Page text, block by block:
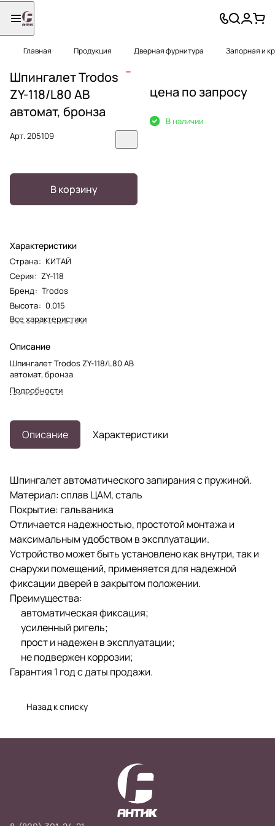
Главная Продукция Дверная фурнитура Запорная и
Шпингалет Trodos
ZY-118/L80 AB
автомат, бронза
Арт.205109
В корзину
Характеристики
Страна: КИТАЙ
Серия: ZY-118
Бренд: Trodos
Высота: 0.015
Все характеристики
Описание
Шпингалет Trodos ZY-118/L80 AB
автомат, бронза
Подробности
цена по запросу
В наличии
Описание Характеристики
Шпингалет автоматического запирания с пружиной.
Материал: сплав ЦАМ, сталь
Покрытие: гальваника
Отличается надежностью, простотой монтажа и
максимальным удобством в эксплуатации.
Устройство может быть установлено как внутри, так и
снаружи помещений, применяется для надежной
фиксации дверей в закрытом положении.
Преимущества:
автоматическая фиксация;
усиленный ригель;
прост и надежен в эксплуатации;
не подвержен коррозии;
Гарантия 1 год с даты продажи.
Назад к списку